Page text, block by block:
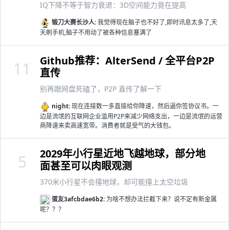
IQ下降不等于智力衰退：3D空间能力竟在提高
锻刀大赛长沙人:我觉得现在脑子也不好了,即时讯息太多了,天
天刷手机,脑子不用动了被各种信息塞满了
Github推荐：AlterSend / 全平台P2P
直传
别再跟网盘死磕了，P2P 直传了解一下
night:现在连接数一多直接给你降速，然后逼你签协议书。一
边是流氓的互联网企业滥用P2P来减少网络支出，一边是流氓的运营
商降速来卖高速宽带。消费者就是受气的大钱包。
11
2029年小行星近地飞越地球，部分地
面甚至可以肉眼观测
370米小行星不会撞地球，却可能撞上太空垃圾
蛋友3afcbdae6b2: 为啥不想办法拦截下来？说不定有新金属
呢？？？
5